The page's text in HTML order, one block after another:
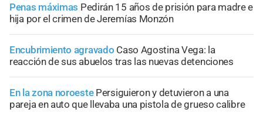
Penas máximas Pedirán 15 años de prisión para madre e
hija por el crimen de Jeremías Monzón
Encubrimiento agravado Caso Agostina Vega: la
reacción de sus abuelos tras las nuevas detenciones
En la zona noroeste Persiguieron y detuvieron a una
pareja en auto que llevaba una pistola de grueso calibre